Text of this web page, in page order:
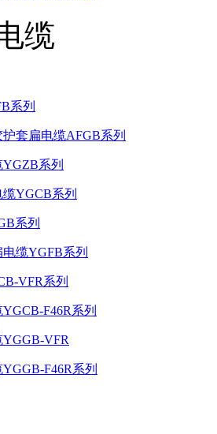
缆
系列
套扁电缆AFGB系列
系列
YGCB系列
系列
缆YGFB系列
VFR系列
F46R系列
VFR
F46R系列